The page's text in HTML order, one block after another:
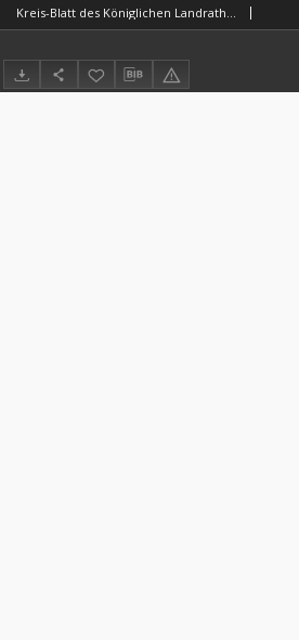
Kreis-Blatt des Königlichen Landraths-Amtes Kreises Löbau. z Neumark, 1886, nr 5